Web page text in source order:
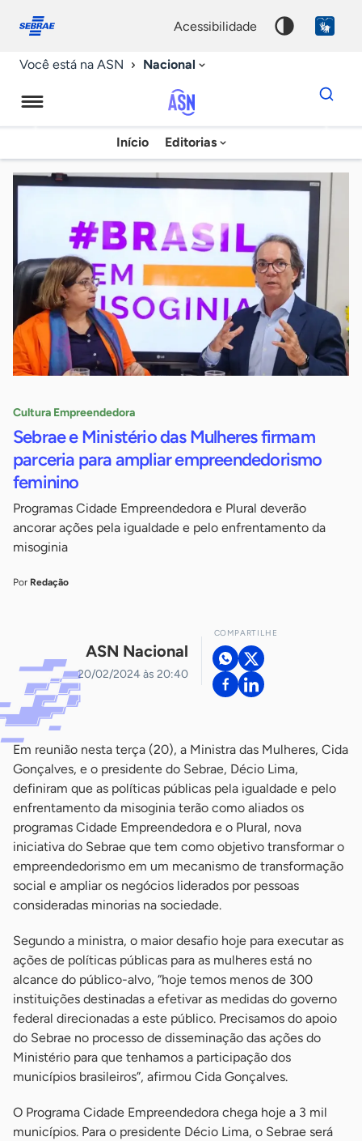
conosco
acessibilidade
Você está na ASN Nacional
Agência
Sebrae
de
Notícias
Início Editorias
Dados
para
chave
Cultura Empreendedora
Sebrae e Ministério das Mulheres firmam
parceria para ampliar empreendedorismo
feminino
Programas Cidade Empreendedora e Plural deverão
ancorar ações pela igualdade e pelo enfrentamento da
misoginia
Por Redação
ASN Nacional
20/02/2024 às 20:40
COMPARTILHE
Em reunião nesta terça (20), a Ministra das Mulheres, Cida
Gonçalves, e o presidente do Sebrae, Décio Lima,
definiram que as políticas públicas pela igualdade e pelo
enfrentamento da misoginia terão como aliados os
programas Cidade Empreendedora e o Plural, nova
iniciativa do Sebrae que tem como objetivo transformar o
empreendedorismo em um mecanismo de transformação
social e ampliar os negócios liderados por pessoas
consideradas minorias na sociedade.
Segundo a ministra, o maior desafio hoje para executar as
ações de políticas públicas para as mulheres está no
alcance do público-alvo, “hoje temos menos de 300
instituições destinadas a efetivar as medidas do governo
federal direcionadas a este público. Precisamos do apoio
do Sebrae no processo de disseminação das ações do
Ministério para que tenhamos a participação dos
municípios brasileiros”, afirmou Cida Gonçalves.
O Programa Cidade Empreendedora chega hoje a 3 mil
municípios. Para o presidente Décio Lima, o Sebrae será